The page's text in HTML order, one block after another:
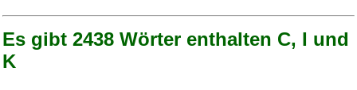
Es gibt 2438 Wörter enthalten C, I und
K